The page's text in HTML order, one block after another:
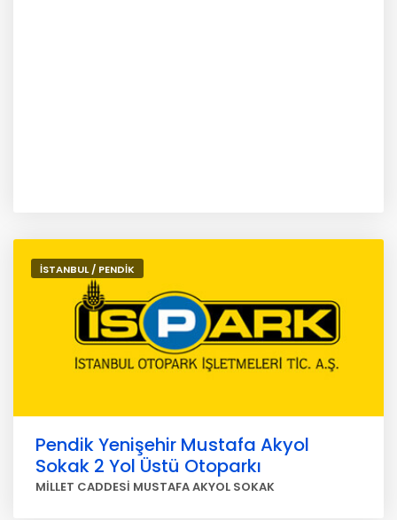
İSTANBUL / PENDİK
Pendik Yenişehir Mustafa Akyol
Sokak 2 Yol Üstü Otoparkı
MİLLET CADDESİ MUSTAFA AKYOL SOKAK